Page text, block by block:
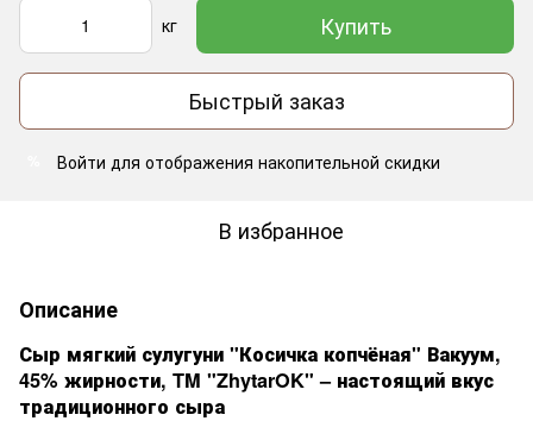
кг Купить
Быстрый заказ
Войти для отображения накопительной скидки
В избранное
Описание
Сыр мягкий сулугуни "Косичка копчёная" Вакуум,
45% жирности, TM "ZhytarOK" – настоящий вкус
традиционного сыра